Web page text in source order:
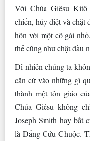
Với Chúa Giêsu
chiến, hủy diệt và chặt
hôn với một cô gái
thể cũng như chặt đầu
Dĩ nhiên chúng ta
căn cứ vào những gì
thành một tôn giáo
Chúa Giêsu không
Joseph Smith hay bất
là Đấng Cứu Chuộc.